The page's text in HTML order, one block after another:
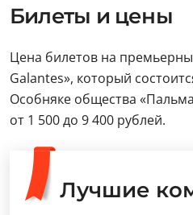
Билеты и цены
Цена билетов на
Galantes», который
Особняке общества
от 1 500 до 9 400 рублей.
Лучшие